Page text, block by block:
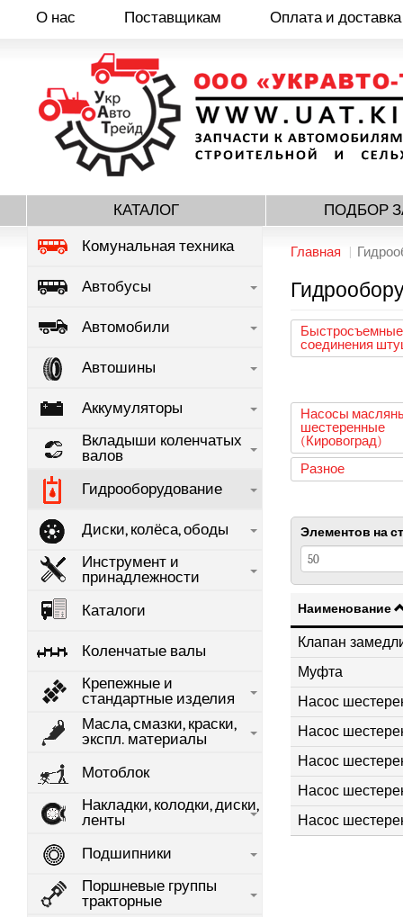
основному
содержанию
КАТАЛОГ ПОДБОР
О нас Поставщикам Оплата и доставка
Комунальная техника
Автобусы
Автомобили
Автошины
Аккумуляторы
Вкладыши коленчатых
валов
Гидрооборудование
Диски, колёса, ободы
Инструмент и
принадлежности
Каталоги
Коленчатые валы
Крепежные и
стандартные изделия
Масла, смазки, краски,
экспл. материалы
Мотоблок
Накладки, колодки, диски,
ленты
Подшипники
Поршневые группы
тракторные
Главная
Быстросъемные
соединения
Насосы
шестеренные
(Кировоград)
Разное
Элементов на
Наименование
Клапан
Муфта
Насос
Насос
Насос
Насос
Насос